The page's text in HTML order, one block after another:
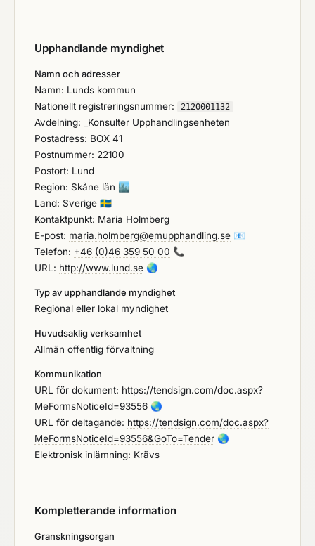
Upphandlande myndighet
Namn och adresser
Namn: Lunds kommun
Nationellt registreringsnummer:
2120001132
Avdelning: _Konsulter Upphandlingsenheten
Postadress: BOX 41
Postnummer: 22100
Postort: Lund
Region: Skåne län 🏙️
Land: Sverige 🇸🇪
Kontaktpunkt: Maria Holmberg
E-post: maria.holmberg@emupphandling.se 📧
Telefon: +46 (0)46 359 50 00 📞
URL: http://www.lund.se 🌏
Typ av upphandlande myndighet
Regional eller lokal myndighet
Huvudsaklig verksamhet
Allmän offentlig förvaltning
Kommunikation
URL för dokument: https://tendsign.com/doc.aspx?
MeFormsNoticeId=93556 🌏
URL för deltagande: https://tendsign.com/doc.aspx?
MeFormsNoticeId=93556&GoTo=Tender 🌏
Elektronisk inlämning: Krävs
Kompletterande information
Granskningsorgan